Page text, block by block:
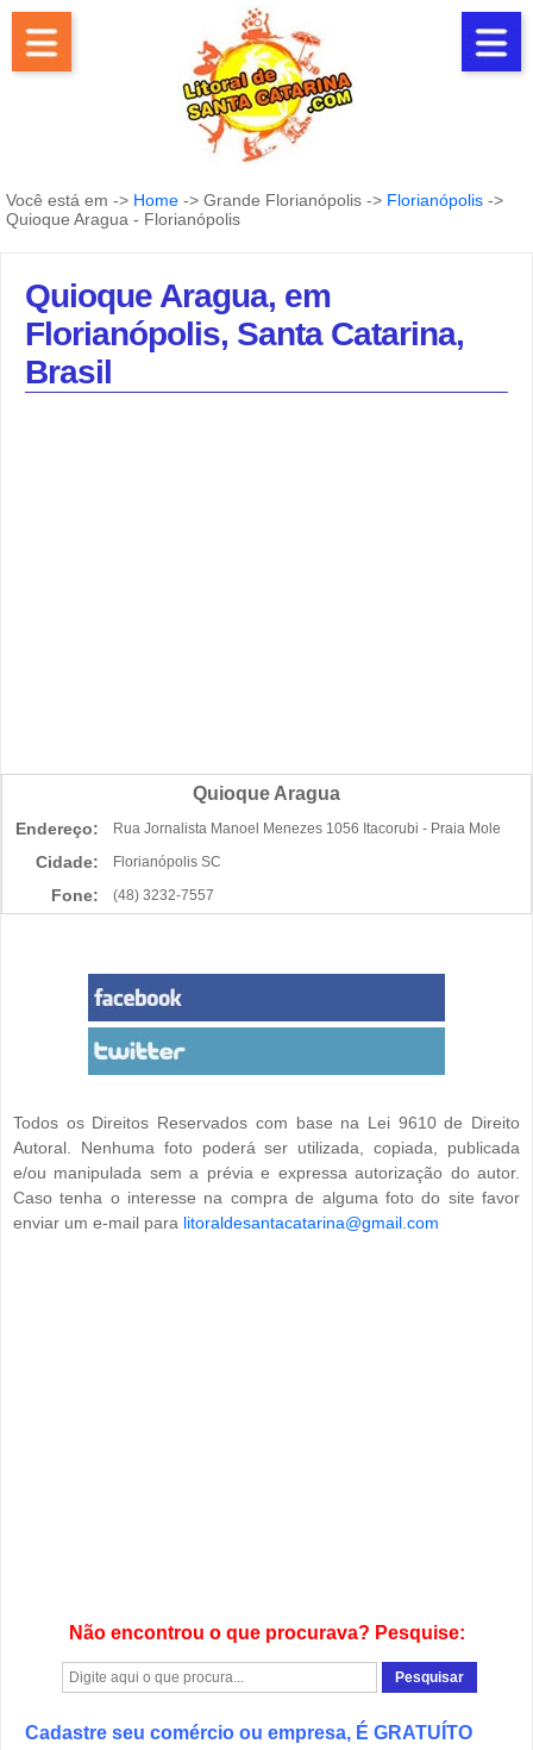
Você está em -> Home -> Grande Florianópolis -> Florianópolis ->
Quioque Aragua - Florianópolis
Quioque Aragua, em
Florianópolis, Santa Catarina,
Brasil
Quioque Aragua
Endereço: Rua Jornalista Manoel Menezes 1056 Itacorubi - Praia Mole
Cidade: Florianópolis SC
Fone: (48) 3232-7557
Todos os Direitos Reservados com base na Lei 9610 de Direito
Autoral. Nenhuma foto poderá ser utilizada, copiada, publicada
e/ou manipulada sem a prévia e expressa autorização do autor.
Caso tenha o interesse na compra de alguma foto do site favor
enviar um e-mail para litoraldesantacatarina@gmail.com
Não encontrou o que procurava? Pesquise:
Cadastre seu comércio ou empresa, É GRATUÍTO